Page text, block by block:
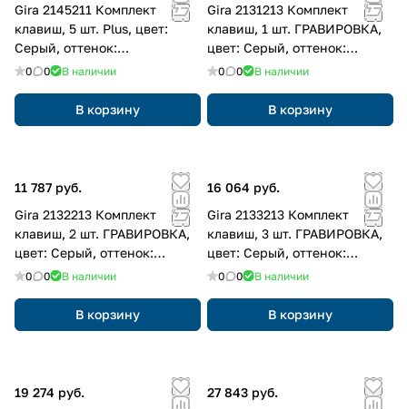
Gira 2145211 Комплект
клавиш, 5 шт. Plus, цвет:
Серый, оттенок:
Алюминиевый
0 0 В наличии
В корзину
Gira 2131213 Комплект
клавиш, 1 шт. ГРАВИРОВКА,
цвет: Серый, оттенок:
Алюминиевый
0 0 В наличии
В корзину
11 787 руб.
Gira 2132213 Комплект
клавиш, 2 шт. ГРАВИРОВКА,
цвет: Серый, оттенок:
Алюминиевый
0 0 В наличии
В корзину
16 064 руб.
Gira 2133213 Комплект
клавиш, 3 шт. ГРАВИРОВКА,
цвет: Серый, оттенок:
Алюминиевый
0 0 В наличии
В корзину
19 274 руб.
27 843 руб.